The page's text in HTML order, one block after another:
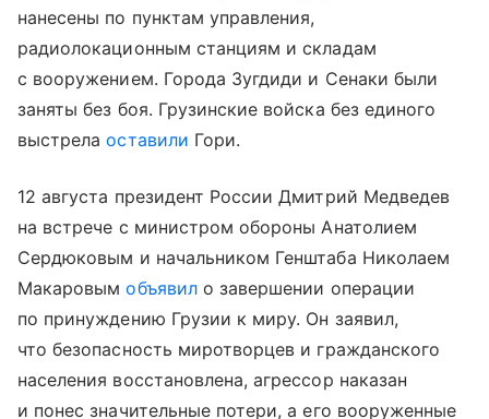
нанесены по пунктам управления,
радиолокационным станциям и складам
с вооружением. Города Зугдиди и Сенаки были
заняты без боя. Грузинские войска без единого
выстрелаоставили Гори.
12 августа президент России Дмитрий Медведев
на встрече с министром обороны Анатолием
Сердюковым и начальником Генштаба Николаем
Макаровымобъявило завершении операции
по принуждению Грузии к миру. Он заявил,
что безопасность миротворцев и гражданского
населения восстановлена, агрессор наказан
и понес значительные потери, а его вооруженные